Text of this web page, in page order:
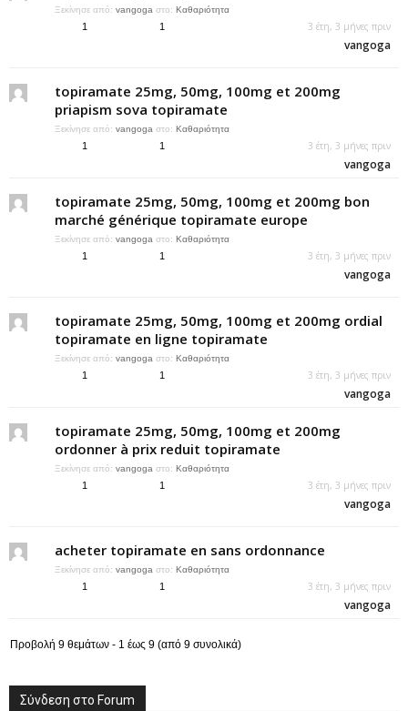
Ξεκίνησε από: vangoga στο: Καθαριότητα
1 1 3 έτη, 3 μήνες πριν
vangoga
topiramate 25mg, 50mg, 100mg et 200mg
priapism sova topiramate
Ξεκίνησε από: vangoga στο: Καθαριότητα
1 1 3 έτη, 3 μήνες πριν
vangoga
topiramate 25mg, 50mg, 100mg et 200mg bon
marché générique topiramate europe
Ξεκίνησε από: vangoga στο: Καθαριότητα
1 1 3 έτη, 3 μήνες πριν
vangoga
topiramate 25mg, 50mg, 100mg et 200mg ordial
topiramate en ligne topiramate
Ξεκίνησε από: vangoga στο: Καθαριότητα
1 1 3 έτη, 3 μήνες πριν
vangoga
topiramate 25mg, 50mg, 100mg et 200mg
ordonner à prix reduit topiramate
Ξεκίνησε από: vangoga στο: Καθαριότητα
1 1 3 έτη, 3 μήνες πριν
vangoga
acheter topiramate en sans ordonnance
Ξεκίνησε από: vangoga στο: Καθαριότητα
1 1 3 έτη, 3 μήνες πριν
vangoga
Προβολή 9 θεμάτων - 1 έως 9 (από 9 συνολικά)
Σύνδεση στο Forum